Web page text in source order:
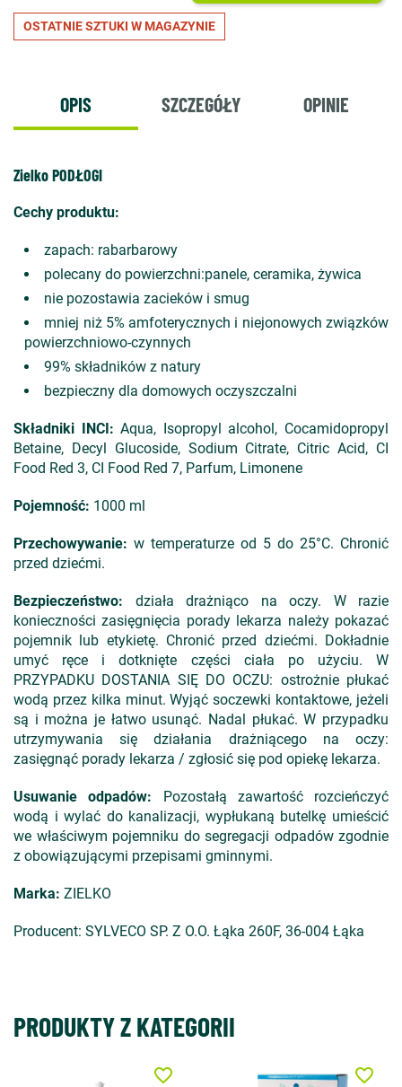
OSTATNIE SZTUKI W MAGAZYNIE
OPIS SZCZEGÓŁY OPINIE
Zielko PODŁOGI
Cechy produktu:
zapach: rabarbarowy
polecany do powierzchni:panele, ceramika, żywica
nie pozostawia zacieków i smug
mniej niż 5% amfoterycznych i niejonowych związków
powierzchniowo-czynnych
99% składników z natury
bezpieczny dla domowych oczyszczalni
Składniki INCI: Aqua, Isopropyl alcohol, Cocamidopropyl
Betaine, Decyl Glucoside, Sodium Citrate, Citric Acid, CI
Food Red 3, CI Food Red 7, Parfum, Limonene
Pojemność: 1000 ml
Przechowywanie: w temperaturze od 5 do 25°C. Chronić
przed dziećmi.
Bezpieczeństwo: działa drażniąco na oczy. W razie
konieczności zasięgnięcia porady lekarza należy pokazać
pojemnik lub etykietę. Chronić przed dziećmi. Dokładnie
umyć ręce i dotknięte części ciała po użyciu. W
PRZYPADKU DOSTANIA SIĘ DO OCZU: ostrożnie płukać
wodą przez kilka minut. Wyjąć soczewki kontaktowe, jeżeli
są i można je łatwo usunąć. Nadal płukać. W przypadku
utrzymywania się działania drażniącego na oczy:
zasięgnąć porady lekarza / zgłosić się pod opiekę lekarza.
Usuwanie odpadów: Pozostałą zawartość rozcieńczyć
wodą i wylać do kanalizacji, wypłukaną butelkę umieścić
we właściwym pojemniku do segregacji odpadów zgodnie
z obowiązującymi przepisami gminnymi.
Marka: ZIELKO
Producent: SYLVECO SP. Z O.O. Łąka 260F, 36-004 Łąka
PRODUKTY Z KATEGORII
favorite_border favorite_border